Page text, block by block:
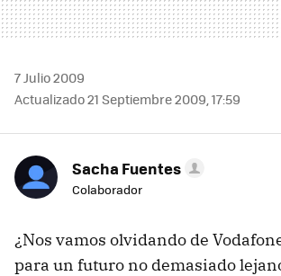
7 Julio 2009
Actualizado 21 Septiembre 2009, 17:59
Sacha Fuentes
Colaborador
¿Nos vamos olvidando de
para un futuro no demasiado